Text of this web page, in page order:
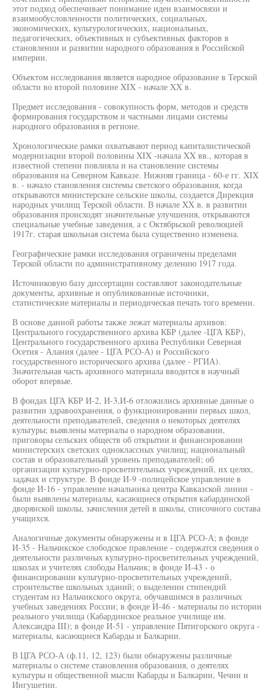
этот подход обеспечивает понимание идеи взаимосвязи и
взаимообусловленности политических, социальных,
экономических, культурологических, национальных,
педагогических, объективных и субъективных факторов в
становлении и развитии народного образования в Российской
империи.
Объектом исследования является народное образование в Терской
области во второй половине XIX - начале XX в.
Предмет исследования - совокупность форм, методов и средств
формирования государством и частными лицами системы
народного образования в регионе.
Хронологические рамки охватывают период капиталистической
модернизации второй половины XIX -начала XX вв., которая в
известной степени повлияла и на становление системы
образования на Северном Кавказе. Нижняя граница - 60-е гг. XIX
в. - начало становления системы светского образования, когда
открываются министерские сельские школы, создается Дирекция
народных училищ Терской области. В начале XX в. в развитии
образования происходят значительные улучшения, открываются
специальные учебные заведения, а с Октябрьской революцией
1917г. старая школьная система была существенно изменена.
Географические рамки исследования ограничены пределами
Терской области по административному делению 1917 года.
Источниковую базу диссертации составляют законодательные
документы, архивные и опубликованные источники,
статистические материалы и периодическая печать того времени.
В основе данной работы также лежат материалы архивов:
Центрального государственного архива КБР (далее -ЦГА КБР),
Центрального государственного архива Республики Северная
Осетия - Алания (далее - ЦГА РСО-А) и Российского
государственного исторического архива (далее - РГИА).
Значительная часть архивного материала вводится в научный
оборот впервые.
В фондах ЦГА КБР И-2, И-3,И-6 отложились архивные данные о
развитии здравоохранения, о функционировании первых школ,
деятельности преподавателей, сведения о некоторых деятелях
культуры; выявлены материалы о народном образовании,
приговоры сельских обществ об открытии и финансировании
министерских светских одноклассных училищ; национальный
состав и образовательный уровень преподавателей; об
организации культурно-просветительных учреждений, их целях,
задачах и структуре. В фонде И-9 -полицейское управление в
фонде И-16 - управление начальника центра Кавказской линии -
были выявлены материалы, касающиеся открытия кабардинской
дворянской школы, зачисления детей в школы, списочного состава
учащихся.
Аналогичные документы обнаружены и в ЦГА РСО-А; в фонде
И-35 - Нальчикское слободское правление - содержатся сведения о
деятельности различных культурно-просветительных учреждений,
школах и учителях слободы Нальчик; в фонде И-43 - о
финансировании культурно-просветительных учреждений,
строительстве школьных зданий; о выделении стипендий
студентам из Нальчикского округа, обучавшимся в различных
учебных заведениях России; в фонде И-46 - материалы по истории
реального училища (Кабардинское реальное училище им.
Александра III); в фонде И-51 - управление Пятигорского округа -
материалы, касающиеся Кабарды и Балкарии.
В ЦГА РСО-А (ф.11, 12, 123) были обнаружены различные
материалы о системе становления образования, о деятелях
культуры и общественной мысли Кабарды и Балкарии, Чечни и
Ингушетии.